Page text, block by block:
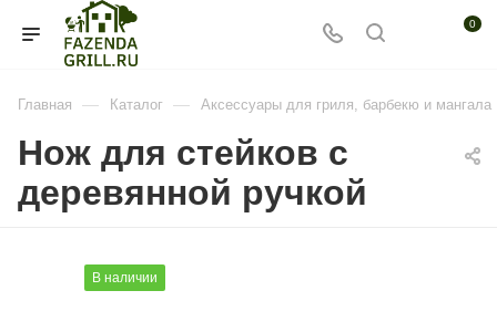
0
Главная — Каталог — Аксессуары для гриля, барбекю и мангала
Нож для стейков с
деревянной ручкой
В наличии